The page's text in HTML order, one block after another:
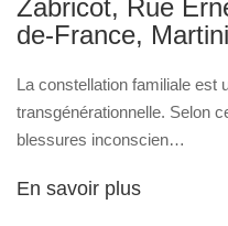
Zabricot, Rue
de-France,
La constellation familiale est
transgénérationnelle. Selon
blessures inconscien…
En savoir plus